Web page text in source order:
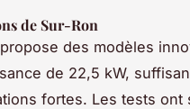
de Sur-Ron
des modèles
de 22,5 kW,
fortes. Les tests